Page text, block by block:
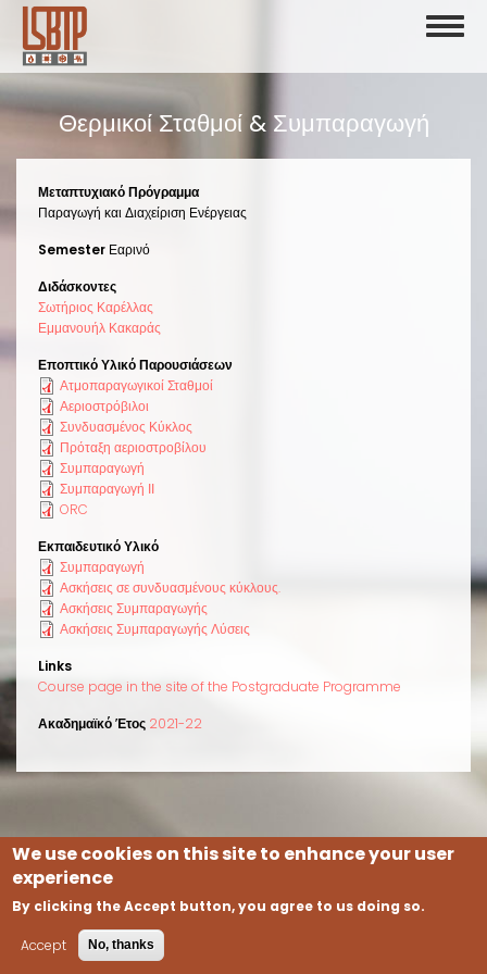
Skip
main
content
Θερμικοί Σταθμοί & Συμπαραγωγή
Μεταπτυχιακό Πρόγραμμα
Παραγωγή και Διαχείριση Ενέργειας
Semester Εαρινό
Διδάσκοντες
Σωτήριος Καρέλλας
Εμμανουήλ Κακαράς
Εποπτικό Υλικό Παρουσιάσεων
Ατμοπαραγωγικοί Σταθμοί
Αεριοστρόβιλοι
Συνδυασμένος Κύκλος
Πρόταξη αεριοστροβίλου
Συμπαραγωγή
Συμπαραγωγή ΙΙ
ORC
Εκπαιδευτικό Υλικό
Συμπαραγωγή
Ασκήσεις σε συνδυασμένους κύκλους.
Ασκήσεις Συμπαραγωγής
Ασκήσεις Συμπαραγωγής Λύσεις
Links
Course page in the site of the Postgraduate Programme
Ακαδημαϊκό Έτος 2021-22
Copyright © 2026. All rights reserved.
Designed ByZymphonies
We use cookies on this site to enhance your user
experience
By clicking the Accept button, you agree to us doing so.
Accept No, thanks